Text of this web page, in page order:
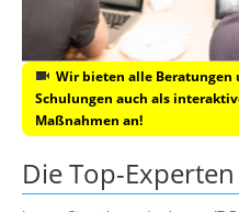
Wir bieten alle Beratungen
Schulungen auch als
Maßnahmen an!
Die Top-